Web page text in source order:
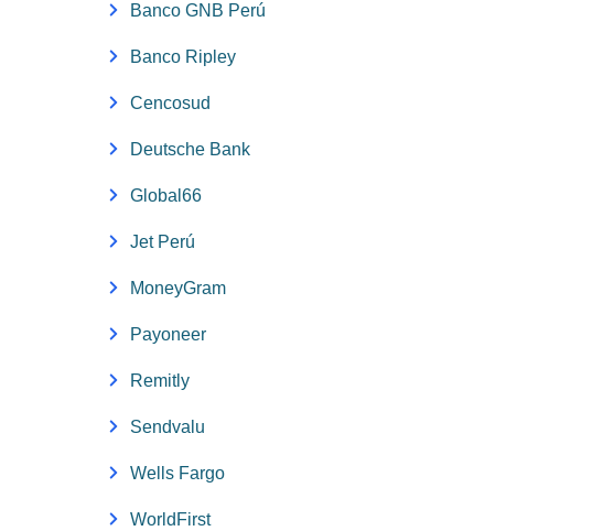
Banco GNB Perú
Banco Ripley
Cencosud
Deutsche Bank
Global66
Jet Perú
MoneyGram
Payoneer
Remitly
Sendvalu
Wells Fargo
WorldFirst